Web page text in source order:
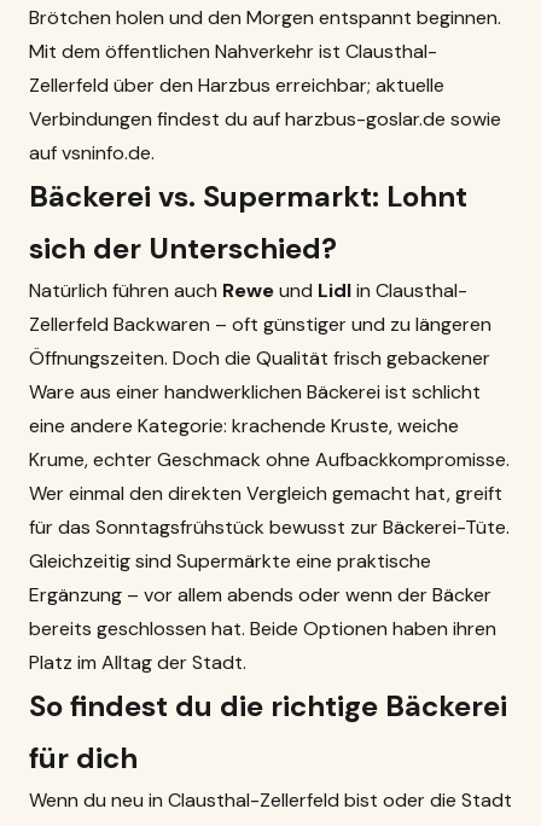
Brötchen holen und den Morgen entspannt beginnen.
Mit dem öffentlichen Nahverkehr ist Clausthal-
Zellerfeld über den Harzbus erreichbar; aktuelle
Verbindungen findest du aufharzbus-goslar.de sowie
aufvsninfo.de.
Bäckerei vs. Supermarkt: Lohnt
sich der Unterschied?
Natürlich führen auch Reweund Lidlin Clausthal-
Zellerfeld Backwaren – oft günstiger und zu längeren
Öffnungszeiten. Doch die Qualität frisch gebackener
Ware aus einer handwerklichen Bäckerei ist schlicht
eine andere Kategorie: krachende Kruste, weiche
Krume, echter Geschmack ohne Aufbackkompromisse.
Wer einmal den direkten Vergleich gemacht hat, greift
für das Sonntagsfrühstück bewusst zur Bäckerei-Tüte.
Gleichzeitig sind Supermärkte eine praktische
Ergänzung – vor allem abends oder wenn der Bäcker
bereits geschlossen hat. Beide Optionen haben ihren
Platz im Alltag der Stadt.
So findest du die richtige Bäckerei
für dich
Wenn du neu in Clausthal-Zellerfeld bist oder die Stadt